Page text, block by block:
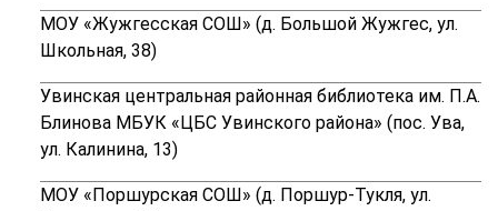
МОУ «Жужгесская СОШ» (д. Большой Жужгес, ул.
Школьная, 38)
Увинская центральная районная библиотека им. П.А.
Блинова МБУК «ЦБС Увинского района» (пос. Ува,
ул. Калинина, 13)
МОУ «Поршурская СОШ» (д. Поршур-Тукля, ул.